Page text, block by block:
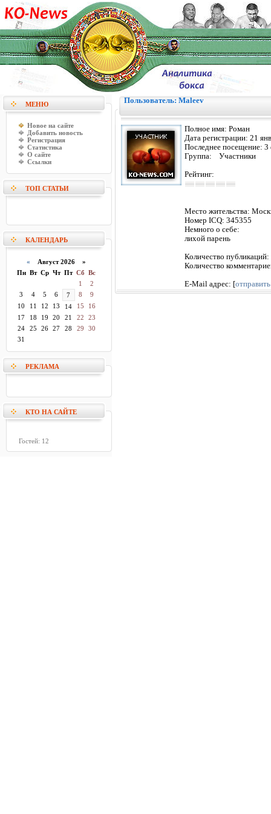
МЕНЮ
Новое на сайте
Добавить новость
Регистрация
Статистика
О сайте
Ссылки
ТОП СТАТЬИ
КАЛЕНДАРЬ
« Август 2026 »
Пн Вт Ср Чт Пт Сб Вс
1
2
3
4 5 6 7 8
9
10
11 12 13 14 15
16
17
18 19 20 21 22
23
24
25 26 27 28 29
30
31
РЕКЛАМА
КТО НА САЙТЕ
Гостей: 12
Пользователь: Maleev
Полное имя: Роман
Дата регистрации: 21
Последнее посещение: 3
Группа: Участники
Рейтинг:
Место жительства:
Номер ICQ: 345355
Немного о себе:
лихой парень
Количество
Количество
E-Mail адрес: [